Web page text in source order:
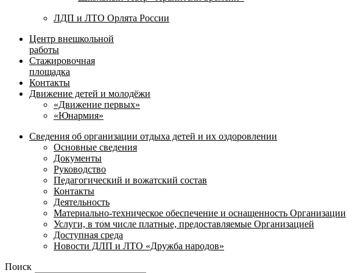
ЛДП и ЛТО Орлята России
Центр внешкольной
работы
Стажировочная
площадка
Контакты
Движение детей и молодёжи
«Движение первых»
«Юнармия»
Сведения об организации отдыха детей и их оздоровлении
Основные сведения
Документы
Руководство
Педагогический и вожатский состав
Контакты
Деятельность
Материально-техническое обеспечение и оснащенность Организации
Услуги, в том числе платные, предоставляемые Организацией
Доступная среда
Новости ДЛП и ЛТО «Дружба народов»
Поиск